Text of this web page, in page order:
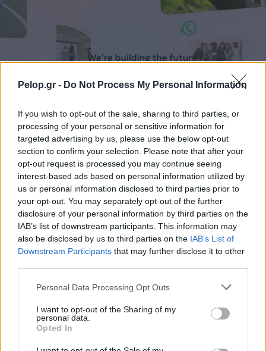
Pelop.gr - Do Not Process My Personal Information
If you wish to opt-out of the sale, sharing to third parties, or
processing of your personal or sensitive information for
targeted advertising by us, please use the below opt-out
section to confirm your selection. Please note that after your
opt-out request is processed you may continue seeing
interest-based ads based on personal information utilized by
us or personal information disclosed to third parties prior to
your opt-out. You may separately opt-out of the further
disclosure of your personal information by third parties on the
IAB’s list of downstream participants. This information may
also be disclosed by us to third parties on the IAB’s List of
Downstream Participants that may further disclose it to other
Please note that this website/app uses one or more Google
not limited to your visit or usage behaviour. You may click to
grant or deny consent to Google and its third-party tags to
use your data for below specified purposes in below Google
consent section.
Personal Data Processing Opt Outs
I want to opt-out of the Sharing of my
personal data.
Opted In
Η Meta παραδέχεται παραβίαση από AI μοντέλο της